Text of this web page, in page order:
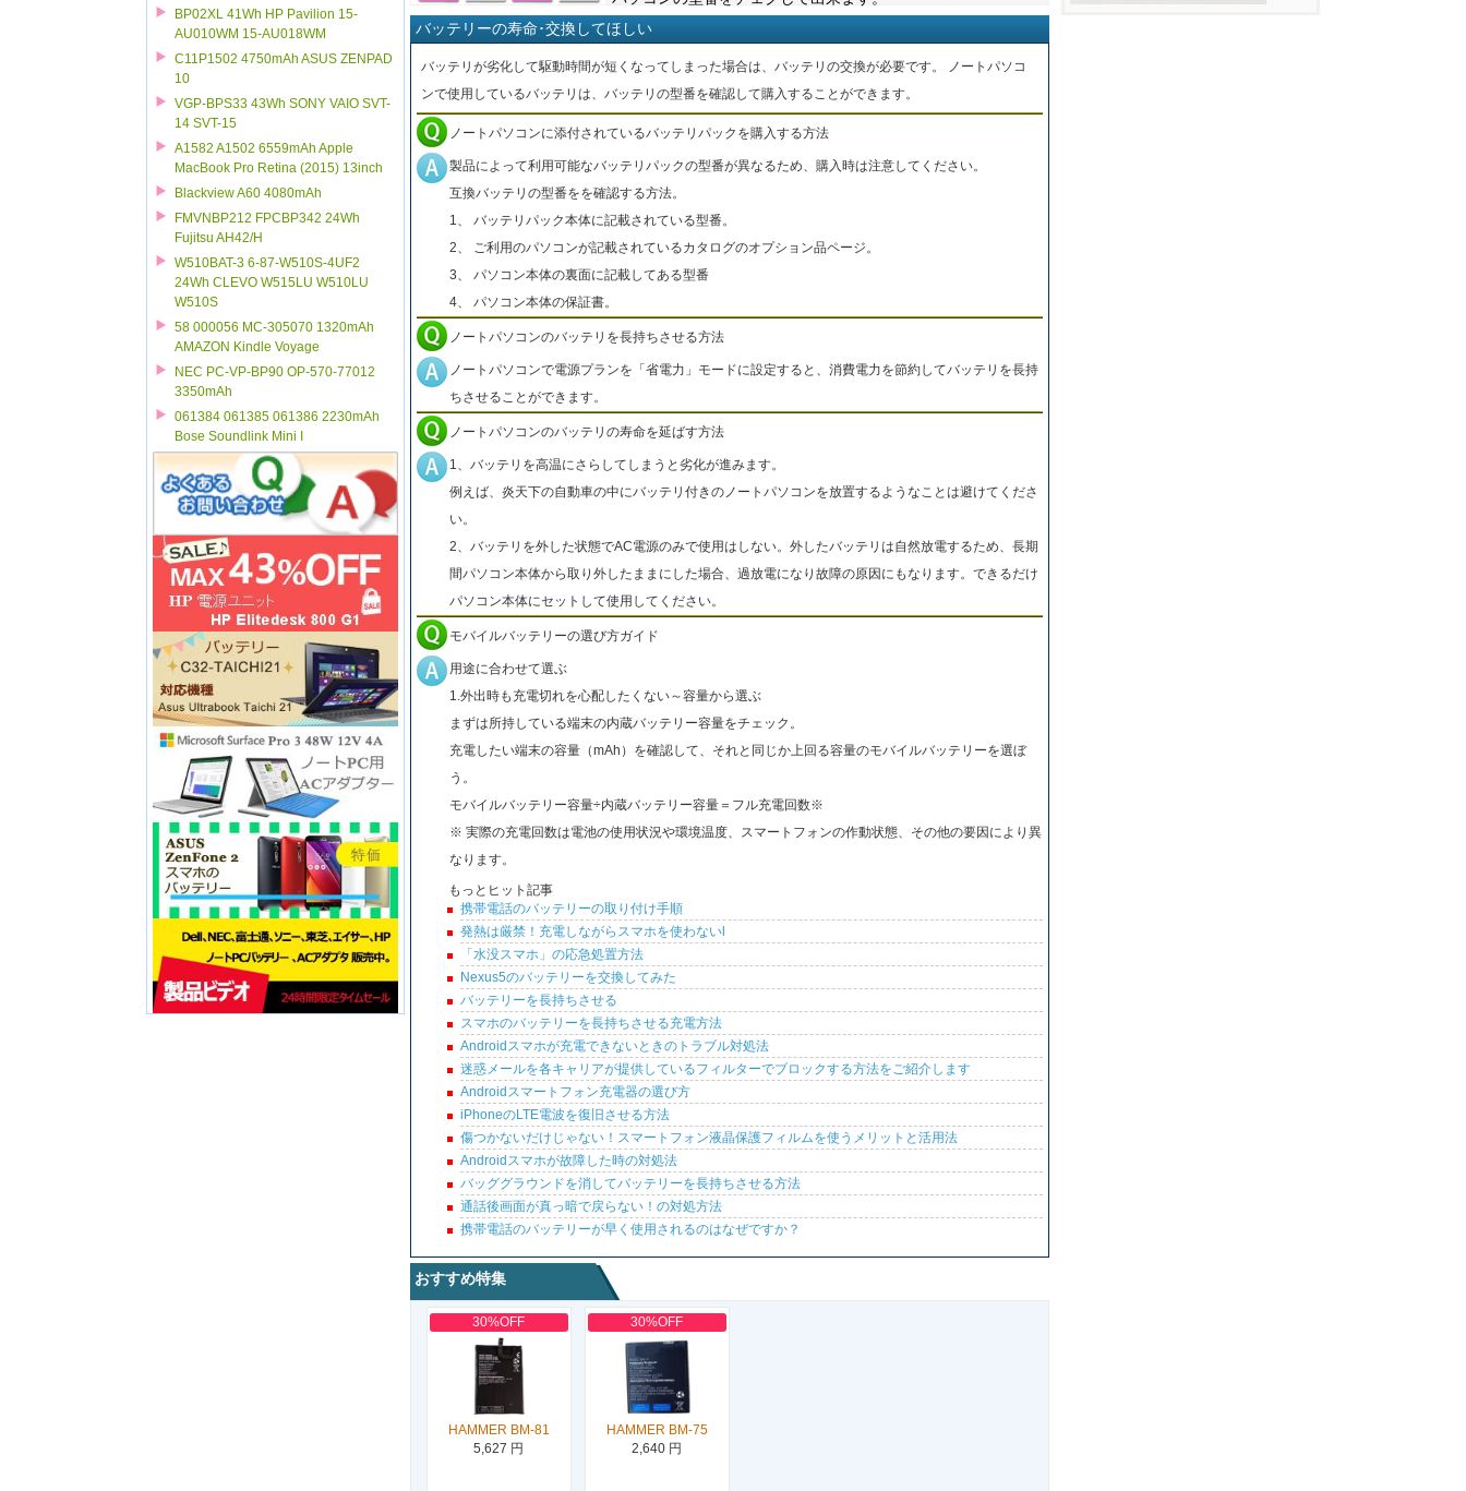
BP02XL 41Wh HP Pavilion 15-
AU010WM 15-AU018WM
C11P1502 4750mAh ASUS ZENPAD
10
VGP-BPS33 43Wh SONY VAIO SVT-
14 SVT-15
A1582 A1502 6559mAh Apple
MacBook Pro Retina (2015) 13inch
Blackview A60 4080mAh
FMVNBP212 FPCBP342 24Wh
Fujitsu AH42/H
W510BAT-3 6-87-W510S-4UF2
24Wh CLEVO W515LU W510LU
W510S
58 000056 MC-305070 1320mAh
AMAZON Kindle Voyage
NEC PC-VP-BP90 OP-570-77012
3350mAh
061384 061385 061386 2230mAh
Bose Soundlink Mini I
バッテリーの寿命･交換してほしい
バッテリが劣化して駆動時間が短くなってしまった場合は、バッテリの交換が必要です。 ノートパソコ
ンで使用しているバッテリは、バッテリの型番を確認して購入することができます。
ノートパソコンに添付されているバッテリパックを購入する方法
製品によって利用可能なバッテリパックの型番が異なるため、購入時は注意してください。
互換バッテリの型番をを確認する方法。
1、 バッテリパック本体に記載されている型番。
2、 ご利用のパソコンが記載されているカタログのオプション品ページ。
3、 パソコン本体の裏面に記載してある型番
4、 パソコン本体の保証書。
ノートパソコンのバッテリを長持ちさせる方法
ノートパソコンで電源プランを「省電力」モードに設定すると、消費電力を節約してバッテリを長持
ちさせることができます。
ノートパソコンのバッテリの寿命を延ばす方法
1、バッテリを高温にさらしてしまうと劣化が進みます。
例えば、炎天下の自動車の中にバッテリ付きのノートパソコンを放置するようなことは避けてくださ
い。
2、バッテリを外した状態でAC電源のみで使用はしない。外したバッテリは自然放電するため、長期
間パソコン本体から取り外したままにした場合、過放電になり故障の原因にもなります。できるだけ
パソコン本体にセットして使用してください。
モバイルバッテリーの選び方ガイド
用途に合わせて選ぶ
1.外出時も充電切れを心配したくない～容量から選ぶ
まずは所持している端末の内蔵バッテリー容量をチェック。
充電したい端末の容量（mAh）を確認して、それと同じか上回る容量のモバイルバッテリーを選ぼ
う。
モバイルバッテリー容量÷内蔵バッテリー容量＝フル充電回数※
※ 実際の充電回数は電池の使用状況や環境温度、スマートフォンの作動状態、その他の要因により異
なります。
もっとヒット記事
携帯電話のバッテリーの取り付け手順
発熱は厳禁！充電しながらスマホを使わないl
「水没スマホ」の応急処置方法
Nexus5のバッテリーを交換してみた
バッテリーを長持ちさせる
スマホのバッテリーを長持ちさせる充電方法
Androidスマホが充電できないときのトラブル対処法
迷惑メールを各キャリアが提供しているフィルターでブロックする方法をご紹介します
Androidスマートフォン充電器の選び方
iPhoneのLTE電波を復旧させる方法
傷つかないだけじゃない！スマートフォン液晶保護フィルムを使うメリットと活用法
Androidスマホが故障した時の対処法
バッググラウンドを消してバッテリーを長持ちさせる方法
通話後画面が真っ暗で戻らない！の対処方法
携帯電話のバッテリーが早く使用されるのはなぜですか？
おすすめ特集
30%OFF
HAMMER BM-81
5,627 円
30%OFF
HAMMER BM-75
2,640 円